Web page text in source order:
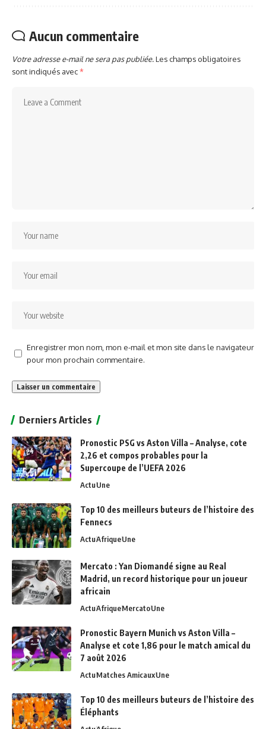
Aucun commentaire
Votre adresse e-mail ne sera pas publiée.Les champs obligatoires
sont indiqués avec*
Enregistrer mon nom, mon e-mail et mon site dans le navigateur
pour mon prochain commentaire.
Derniers Articles
Pronostic PSG vs Aston Villa – Analyse, cote
2,26 et compos probables pour la
Supercoupe de l’UEFA 2026
ActuUne
Top 10 des meilleurs buteurs de l’histoire des
Fennecs
ActuAfriqueUne
Mercato : Yan Diomandé signe au Real
Madrid, un record historique pour un joueur
africain
ActuAfriqueMercatoUne
Pronostic Bayern Munich vs Aston Villa –
Analyse et cote 1,86 pour le match amical du
7 août 2026
ActuMatches AmicauxUne
Top 10 des meilleurs buteurs de l’histoire des
Éléphants